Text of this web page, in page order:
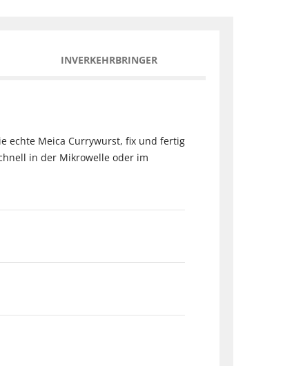
INVERKEHRBRINGER
echte Meica Currywurst, fix und fertig
in der Mikrowelle oder im